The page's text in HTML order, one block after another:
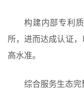
构建内部专利
所，进而达成认证
高水准。
综合服务生态完